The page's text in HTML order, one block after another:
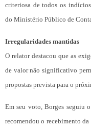
criteriosa de todos os
do Ministério Público de
Irregularidades mantidas
O relator destacou que as
de valor não significativo
propostas prevista para o
Em seu voto, Borges seguiu
recomendou o recebimento da